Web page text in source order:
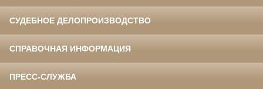
СУДЕБНОЕ ДЕЛОПРОИЗВОДСТВО
СПРАВОЧНАЯ ИНФОРМАЦИЯ
ПРЕСС-СЛУЖБА